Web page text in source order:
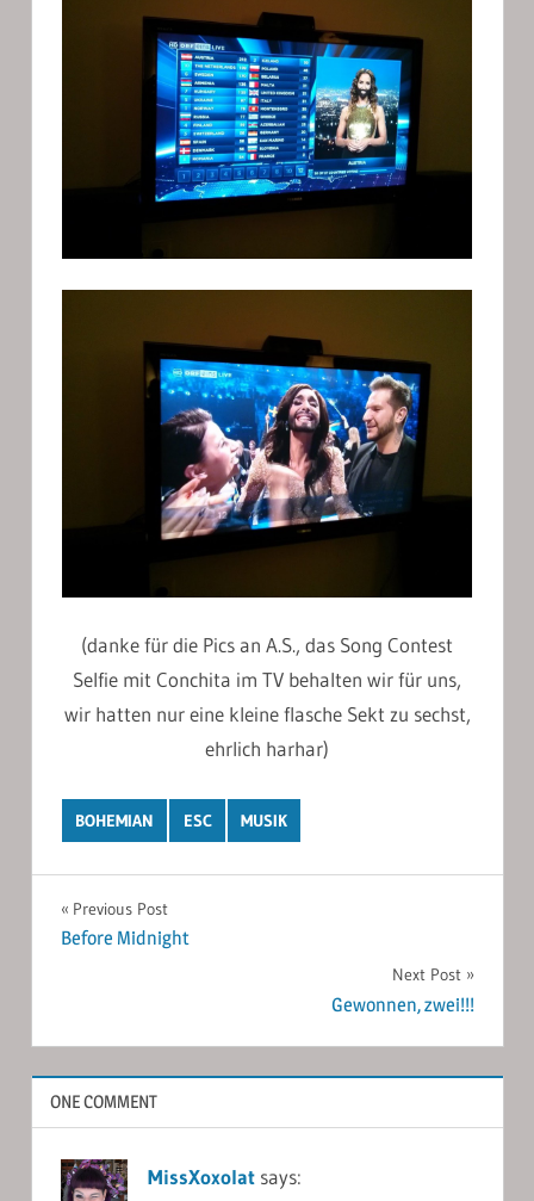
(danke für die Pics an A.S., das Song Contest
Selfie mit Conchita im TV behalten wir für uns,
wir hatten nur eine kleine flasche Sekt zu sechst,
ehrlich harhar)
BOHEMIAN ESC MUSIK
Post
navigation
Previous Post
Before Midnight
Next Post
Gewonnen, zwei!!!
ONE COMMENT
MissXoxolat says: